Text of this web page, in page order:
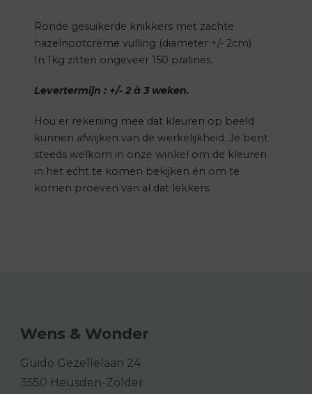
Ronde gesuikerde knikkers met zachte
hazelnootcrème vulling (diameter +/- 2cm)
In 1kg zitten ongeveer 150 pralines.
Levertermijn : +/- 2 à 3 weken.
Hou er rekening mee dat kleuren op beeld
kunnen afwijken van de werkelijkheid. Je bent
steeds welkom in onze winkel om de kleuren
in het echt te komen bekijken én om te
komen proeven van al dat lekkers.
Wens & Wonder
Guido Gezellelaan 24
3550 Heusden-Zolder